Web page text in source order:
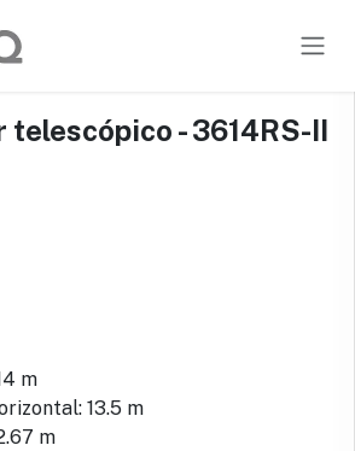
telescópico - 3614RS-II
m
13.5 m
m